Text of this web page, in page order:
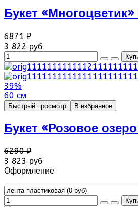
Букет «Многоцветик»
6871 ₽
3 822 руб
39%
60 см
Быстрый просмотр В избранное
Букет «Розовое
6290 ₽
3 823 руб
Оформление